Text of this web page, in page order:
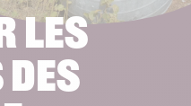
LES
DES